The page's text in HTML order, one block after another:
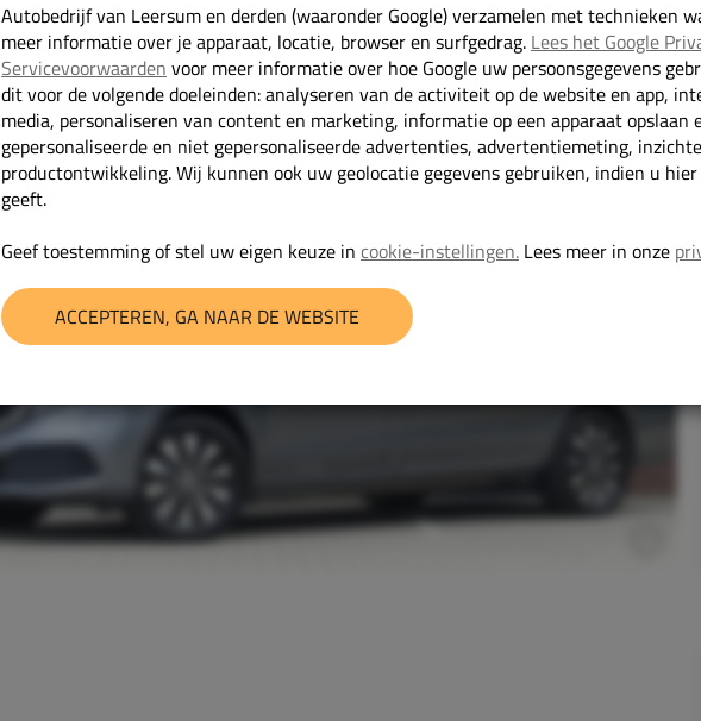
Autobedrijf van Leersum en derden (waaronder Google) verzamelen met technieken
meer informatie over je apparaat, locatie, browser en surfgedrag. Lees het Google
Servicevoorwaarden voor meer informatie over hoe Google uw persoonsgegevens
dit voor de volgende doeleinden: analyseren van de activiteit op de website en app,
media, personaliseren van content en marketing, informatie op een apparaat opslaan
gepersonaliseerde en niet gepersonaliseerde advertenties, advertentiemeting,
productontwikkeling. Wij kunnen ook uw geolocatie gegevens gebruiken, indien u
geeft.
Geef toestemming of stel uw eigen keuze in cookie-instellingen. Lees meer in onze
ACCEPTEREN, GA NAAR DE WEBSITE